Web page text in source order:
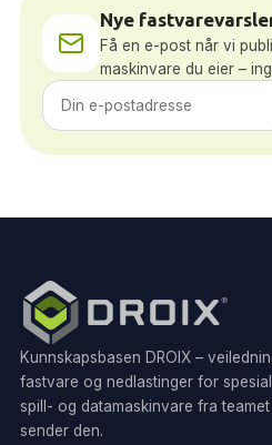
Nye
Få en e-post når vi
maskinvare du eier –
Kunnskapsbasen DROIX –
fastvare og nedlastinger for
spill- og datamaskinvare fra teamet
sender den.